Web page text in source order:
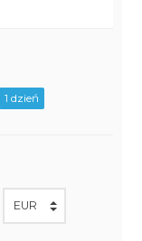
1 dzień